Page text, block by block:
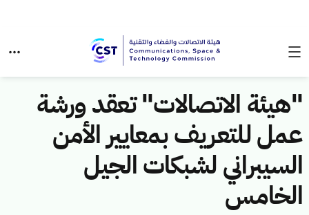
"هيئة الاتصالات" تعقد ورشة
عمل للتعريف بمعايير الأمن
السيبراني لشبكات الجيل
الخامس